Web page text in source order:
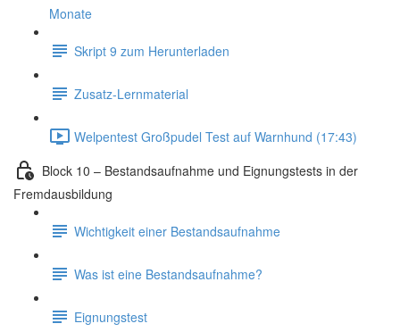
Monate
Skript 9 zum Herunterladen
Zusatz-Lernmaterial
Welpentest Großpudel Test auf Warnhund (17:43)
Block 10 – Bestandsaufnahme und Eignungstests in der
Fremdausbildung
Wichtigkeit einer Bestandsaufnahme
Was ist eine Bestandsaufnahme?
Eignungstest